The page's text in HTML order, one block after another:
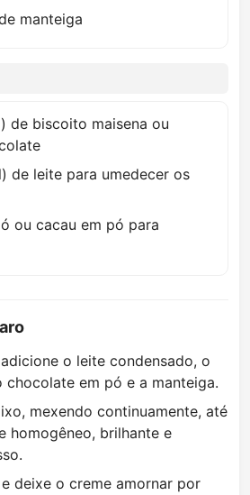
manteiga
de biscoito maisena ou
de leite para umedecer os
ou cacau em pó para
o leite condensado, o
chocolate em pó e a manteiga.
mexendo continuamente, até
homogêneo, brilhante e
deixe o creme amornar por